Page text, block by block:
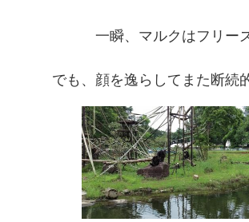
一瞬、マルクはフリー
でも、顔を逸らしてまた断続